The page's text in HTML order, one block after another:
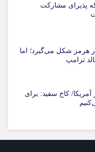
پذیرای مشارکت
هرمز شکل می‌گیرد؛ اما
ترامپ
آمریکا/ کاخ سفید: برای